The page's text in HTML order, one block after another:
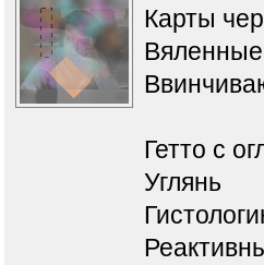
Карты
Гетто с
Углянь